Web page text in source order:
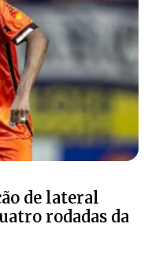
de lateral
rodadas da